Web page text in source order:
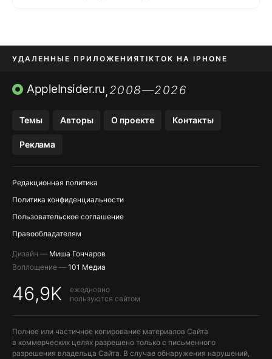
УДАЛЕННЫЕ ПРИЛОЖЕНИЯTIKTOK НА IPHONE
ПРИЛОЖЕНИЯ БЕЗ APP STORE
AppleInsider.ru,2008—2026
Темы Авторы О проекте Контакты
Реклама
Редакционная политика
Политика конфиденциальности
Пользовательское соглашение
Правообладателям
Дизайн — Миша Гончаров
Воплощение — 101 Медиа
46,9K
ежедневно
пользуются сайтом
Полное или частичное копирование материалов Сайта
в коммерческих целях разрешено только с письменного
разрешения владельца Сайта. В случае обнаружения нарушений,